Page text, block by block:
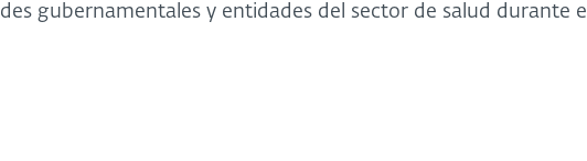
gubernamentales y entidades del sector de salud durante el